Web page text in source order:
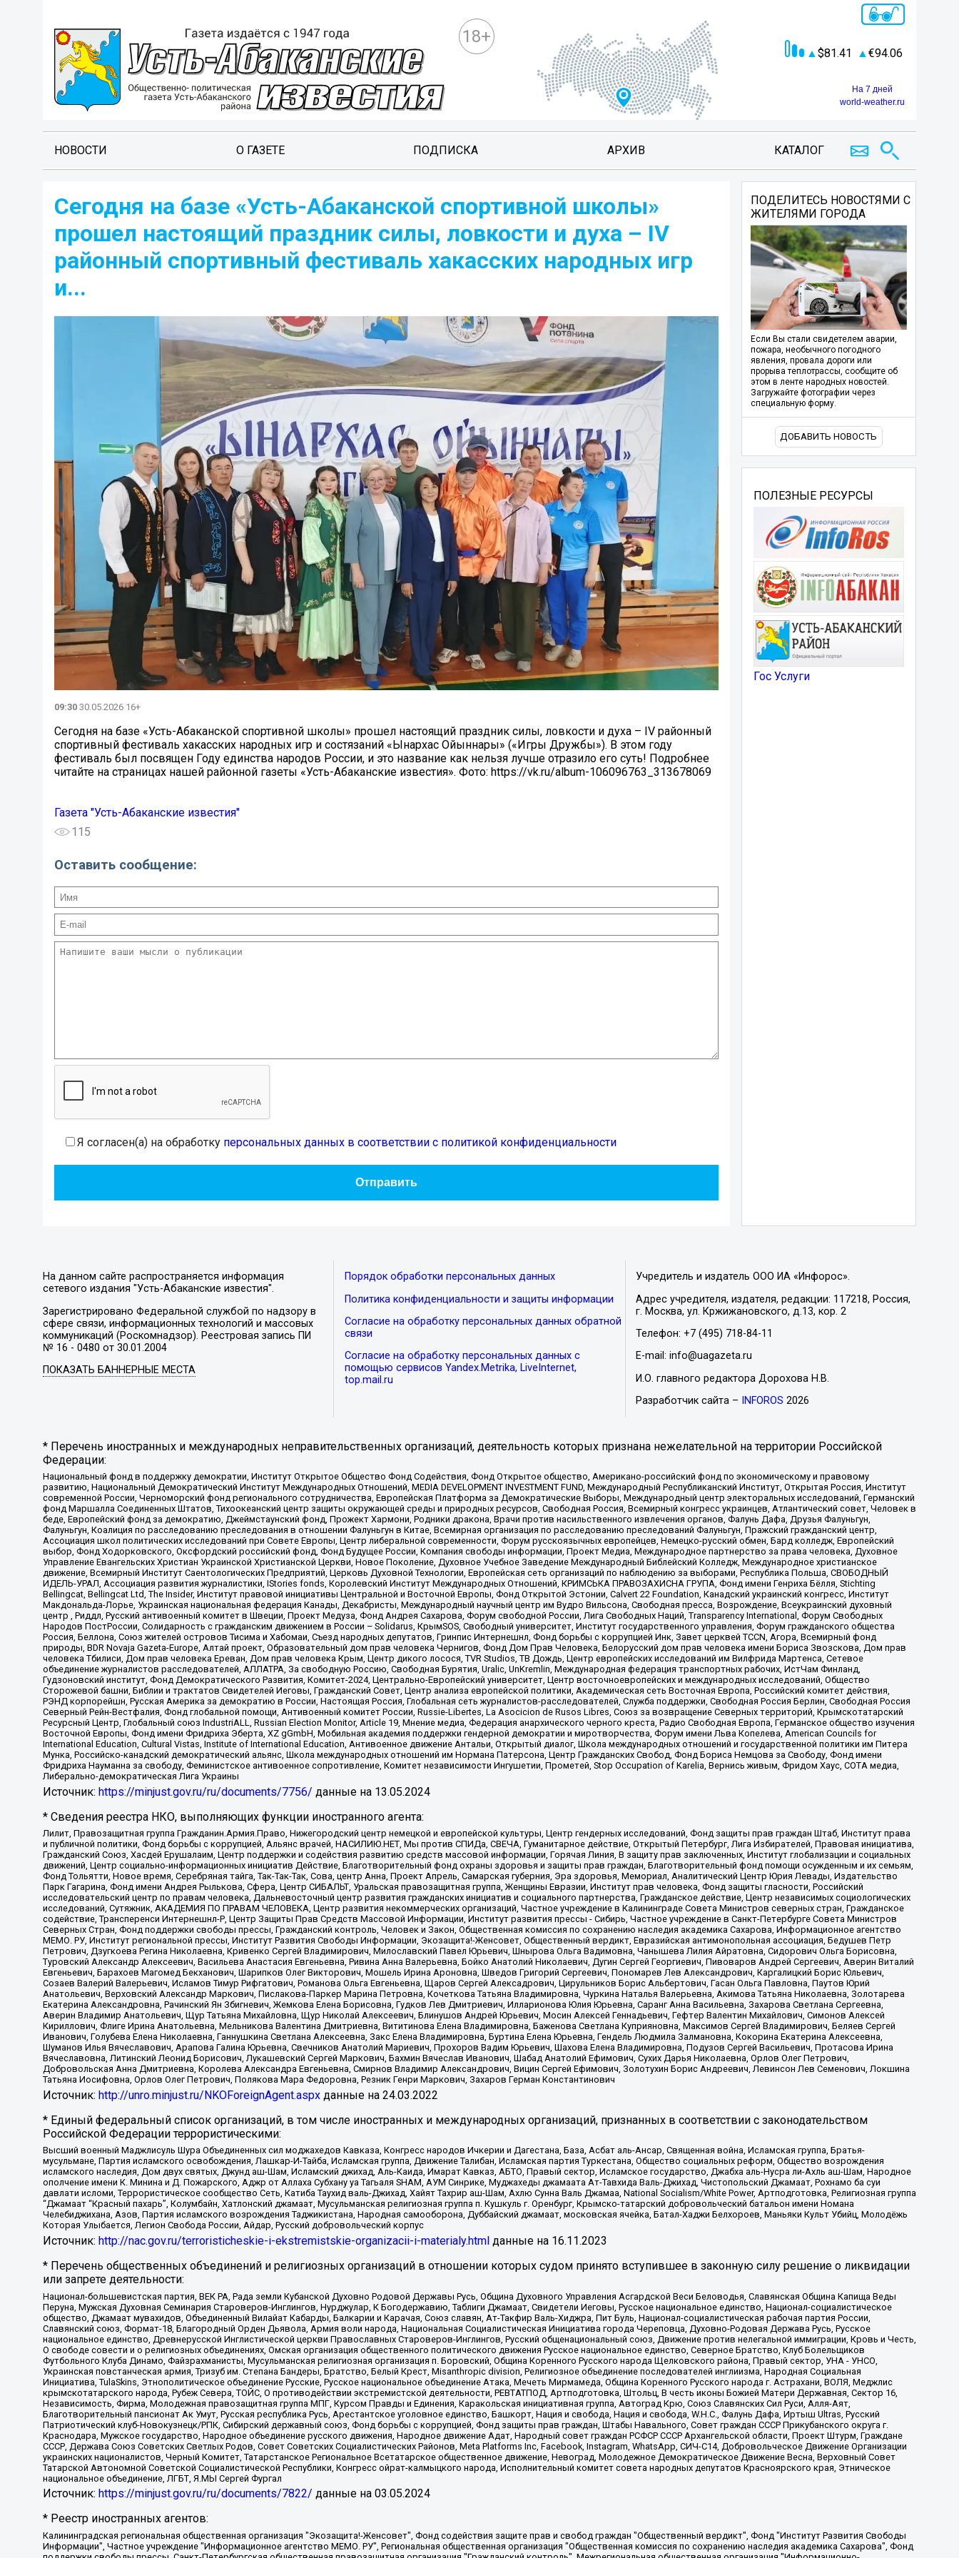
18+
81.41 94.06
На 7 дней
world-weather.ru
НОВОСТИ О ГАЗЕТЕ ПОДПИСКА АРХИВ КАТАЛОГ
Сегодня на базе «Усть-Абаканской спортивной школы»
прошел настоящий праздник силы, ловкости и духа – IV
районный спортивный фестиваль хакасских народных игр
и...
09:30 30.05.2026 16+
Сегодня на базе «Усть-Абаканской спортивной школы» прошел настоящий праздник силы, ловкости и духа – IV районный
спортивный фестиваль хакасских народных игр и состязаний «Ынархас Ойыннары» («Игры Дружбы»). В этом году
фестиваль был посвящен Году единства народов России, и это название как нельзя лучше отразило его суть! Подробнее
читайте на страницах нашей районной газеты «Усть-Абаканские известия». Фото: https://vk.ru/album-106096763_313678069
Газета "Усть-Абаканские известия"
115
Оставить сообщение:
Я согласен(а) на обработку персональных данных в соответствии с политикой конфиденциальности
ПОДЕЛИТЕСЬ НОВОСТЯМИ С
ЖИТЕЛЯМИ ГОРОДА
Если Вы стали свидетелем аварии,
пожара, необычного погодного
явления, провала дороги или
прорыва теплотрассы, сообщите об
этом в ленте народных новостей.
Загружайте фотографии через
специальную форму.
ДОБАВИТЬ НОВОСТЬ
ПОЛЕЗНЫЕ РЕСУРСЫ
Гос Услуги
На данном сайте распространяется информация
сетевого издания "Усть-Абаканские известия".
Зарегистрировано Федеральной службой по надзору в
сфере связи, информационных технологий и массовых
коммуникаций (Роскомнадзор). Реестровая запись ПИ
№ 16 - 0480 от 30.01.2004
ПОКАЗАТЬ БАННЕРНЫЕ МЕСТА
Порядок обработки персональных данных
Политика конфиденциальности и защиты информации
Согласие на обработку персональных данных обратной
связи
Согласие на обработку персональных данных с
помощью сервисов Yandex.Metrika, LiveInternet,
top.mail.ru
Учредитель и издатель ООО ИА «Инфорос».
Адрес учредителя, издателя, редакции: 117218, Россия,
г. Москва, ул. Кржижановского, д.13, кор. 2
Телефон: +7 (495) 718-84-11
E-mail: info@uagazeta.ru
И.О. главного редактора Дорохова Н.В.
Разработчик сайта –
INFOROS 2026
* Перечень иностранных и международных неправительственных организаций, деятельность которых признана нежелательной на территории Российской
Федерации:
Национальный фонд в поддержку демократии, Институт Открытое Общество Фонд Содействия, Фонд Открытое общество, Американо-российский фонд по экономическому и правовому
развитию, Национальный Демократический Институт Международных Отношений, MEDIA DEVELOPMENT INVESTMENT FUND, Международный Республиканский Институт, Открытая Россия, Институт
современной России, Черноморский фонд регионального сотрудничества, Европейская Платформа за Демократические Выборы, Международный центр электоральных исследований, Германский
фонд Маршалла Соединенных Штатов, Тихоокеанский центр защиты окружающей среды и природных ресурсов, Свободная Россия, Всемирный конгресс украинцев, Атлантический совет, Человек в
беде, Европейский фонд за демократию, Джеймстаунский фонд, Прожект Хармони, Родники дракона, Врачи против насильственного извлечения органов, Фалунь Дафа, Друзья Фалуньгун,
Фалуньгун, Коалиция по расследованию преследования в отношении Фалуньгун в Китае, Всемирная организация по расследованию преследований Фалуньгун, Пражский гражданский центр,
Ассоциация школ политических исследований при Совете Европы, Центр либеральной современности, Форум русскоязычных европейцев, Немецко-русский обмен, Бард колледж, Европейский
выбор, Фонд Ходорковского, Оксфордский российский фонд, Фонд Будущее России, Компания свободы информации, Проект Медиа, Международное партнерство за права человека, Духовное
Управление Евангельских Христиан Украинской Христианской Церкви, Новое Поколение, Духовное Учебное Заведение Международный Библейский Колледж, Международное христианское
движение, Всемирный Институт Саентологических Предприятий, Церковь Духовной Технологии, Европейская сеть организаций по наблюдению за выборами, Республика Польша, СВОБОДНЫЙ
ИДЕЛЬ-УРАЛ, Ассоциация развития журналистики, IStories fonds, Королевский Институт Международных Отношений, КРИМСЬКА ПРАВОЗАХИСНА ГРУПА, Фонд имени Генриха Бёлля, Stichting
Bellingcat, Bellingcat Ltd, The Insider, Институт правовой инициативы Центральной и Восточной Европы, Фонд Открытой Эстонии, Calvert 22 Foundation, Канадский украинский конгресс, Институт
Макдональда-Лорье, Украинская национальная федерация Канады, Декабристы, Международный научный центр им Вудро Вильсона, Свободная пресса, Возрождение, Всеукраинский духовный
центр , Риддл, Русский антивоенный комитет в Швеции, Проект Медуза, Фонд Андрея Сахарова, Форум свободной России, Лига Свободных Наций, Transparеncy International, Форум Свободных
Народов ПостРоссии, Солидарность с гражданским движением в России – Solidarus, КрымSOS, Свободный университет, Институт государственного управления, Форум гражданского общества
Россия, Беллона, Союз жителей островов Тисима и Хабомаи, Съезд народных депутатов, Гринпис Интернешнл, Фонд борьбы с коррупцией Инк, Завет церквей TCCN, Агора, Всемирный фонд
природы, BDR Novaja Gazeta-Europe, Алтай проект, Образовательный дом прав человека Чернигов, Фонд Дом Прав Человека, Белорусский дом прав человека имени Бориса Звозскова, Дом прав
человека Тбилиси, Дом прав человека Ереван, Дом прав человека Крым, Центр дикого лосося, TVR Studios, ТВ Дождь, Центр европейских исследований им Вилфрида Мартенса, Сетевое
объединение журналистов расследователей, АЛЛАТРА, За свободную Россию, Свободная Бурятия, Uralic, UnKremlin, Международная федерация транспортных рабочих, ИстЧам Финланд,
Гудзоновский институт, Фонд Демократического Развития, Комитет-2024, Центрально-Европейский университет, Центр восточноевропейских и международных исследований, Общество
Сторожевой башни, Библии и трактатов Свидетелей Иеговы, Гражданский Совет, Центр анализа европейской политики, Академическая сеть Восточная Европа, Российский комитет действия,
РЭНД корпорейшн, Русская Америка за демократию в России, Настоящая Россия, Глобальная сеть журналистов-расследователей, Служба поддержки, Свободная Россия Берлин, Свободная Россия
Северный Рейн-Вестфалия, Фонд глобальной помощи, Антивоенный комитет России, Russie-Libertes, La Asocicion de Rusos Libres, Союз за возвращение Северных территорий, Крымскотатарский
Ресурсный Центр, Глобальный союз IndustriALL, Russian Election Monitor, Article 19, Мнение медиа, Федерация анархического черного креста, Радио Свободная Европа, Германское общество изучения
Восточной Европы, Фонд имени Фридриха Эберта, XZ gGmbH, Мобильная академия поддержки гендерной демократии и миротворчества, Форум имени Льва Копелева, American Councils for
International Education, Cultural Vistas, Institute of International Education, Антивоенное движение Антальи, Открытый диалог, Школа международных отношений и государственной политики им Питера
Мунка, Российско-канадский демократический альянс, Школа международных отношений им Нормана Патерсона, Центр Гражданских Свобод, Фонд Бориса Немцова за Свободу, Фонд имени
Фридриха Науманна за свободу, Феминистское антивоенное сопротивление, Комитет независимости Ингушетии, Прометей, Stop Occupation of Karelia, Вернись живым, Фридом Хаус, СОТА медиа,
Либерально-демократическая Лига Украины
Источник: https://minjust.gov.ru/ru/documents/7756/ данные на 13.05.2024
* Сведения реестра НКО, выполняющих функции иностранного агента:
Лилит, Правозащитная группа Гражданин.Армия.Право, Нижегородский центр немецкой и европейской культуры, Центр гендерных исследований, Фонд защиты прав граждан Штаб, Институт права
и публичной политики, Фонд борьбы с коррупцией, Альянс врачей, НАСИЛИЮ.НЕТ, Мы против СПИДа, СВЕЧА, Гуманитарное действие, Открытый Петербург, Лига Избирателей, Правовая инициатива,
Гражданский Союз, Хасдей Ерушалаим, Центр поддержки и содействия развитию средств массовой информации, Горячая Линия, В защиту прав заключенных, Институт глобализации и социальных
движений, Центр социально-информационных инициатив Действие, Благотворительный фонд охраны здоровья и защиты прав граждан, Благотворительный фонд помощи осужденным и их семьям,
Фонд Тольятти, Новое время, Серебряная тайга, Так-Так-Так, Сова, центр Анна, Проект Апрель, Самарская губерния, Эра здоровья, Мемориал, Аналитический Центр Юрия Левады, Издательство
Парк Гагарина, Фонд имени Андрея Рылькова, Сфера, Центр СИБАЛЬТ, Уральская правозащитная группа, Женщины Евразии, Институт прав человека, Фонд защиты гласности, Российский
исследовательский центр по правам человека, Дальневосточный центр развития гражданских инициатив и социального партнерства, Гражданское действие, Центр независимых социологических
исследований, Сутяжник, АКАДЕМИЯ ПО ПРАВАМ ЧЕЛОВЕКА, Центр развития некоммерческих организаций, Частное учреждение в Калининграде Совета Министров северных стран, Гражданское
содействие, Трансперенси Интернешнл-Р, Центр Защиты Прав Средств Массовой Информации, Институт развития прессы - Сибирь, Частное учреждение в Санкт-Петербурге Совета Министров
Северных Стран, Фонд поддержки свободы прессы, Гражданский контроль, Человек и Закон, Общественная комиссия по сохранению наследия академика Сахарова, Информационное агентство
МЕМО. РУ, Институт региональной прессы, Институт Развития Свободы Информации, Экозащита!-Женсовет, Общественный вердикт, Евразийская антимонопольная ассоциация, Бедушев Петр
Петрович, Дзугкоева Регина Николаевна, Кривенко Сергей Владимирович, Милославский Павел Юрьевич, Шнырова Ольга Вадимовна, Чанышева Лилия Айратовна, Сидорович Ольга Борисовна,
Туровский Александр Алексеевич, Васильева Анастасия Евгеньевна, Ривина Анна Валерьевна, Бойко Анатолий Николаевич, Дугин Сергей Георгиевич, Пивоваров Андрей Сергеевич, Аверин Виталий
Евгеньевич, Барахоев Магомед Бекханович, Шарипков Олег Викторович, Мошель Ирина Ароновна, Шведов Григорий Сергеевич, Пономарев Лев Александрович, Каргалицкий Борис Юльевич,
Созаев Валерий Валерьевич, Исламов Тимур Рифгатович, Романова Ольга Евгеньевна, Щаров Сергей Алексадрович, Цирульников Борис Альбертович, Гасан Ольга Павловна, Паутов Юрий
Анатольевич, Верховский Александр Маркович, Пислакова-Паркер Марина Петровна, Кочеткова Татьяна Владимировна, Чуркина Наталья Валерьевна, Акимова Татьяна Николаевна, Золотарева
Екатерина Александровна, Рачинский Ян Збигневич, Жемкова Елена Борисовна, Гудков Лев Дмитриевич, Илларионова Юлия Юрьевна, Саранг Анна Васильевна, Захарова Светлана Сергеевна,
Аверин Владимир Анатольевич, Щур Татьяна Михайловна, Щур Николай Алексеевич, Блинушов Андрей Юрьевич, Мосин Алексей Геннадьевич, Гефтер Валентин Михайлович, Симонов Алексей
Кириллович, Флиге Ирина Анатольевна, Мельникова Валентина Дмитриевна, Вититинова Елена Владимировна, Баженова Светлана Куприяновна, Максимов Сергей Владимирович, Беляев Сергей
Иванович, Голубева Елена Николаевна, Ганнушкина Светлана Алексеевна, Закс Елена Владимировна, Буртина Елена Юрьевна, Гендель Людмила Залмановна, Кокорина Екатерина Алексеевна,
Шуманов Илья Вячеславович, Арапова Галина Юрьевна, Свечников Анатолий Мариевич, Прохоров Вадим Юрьевич, Шахова Елена Владимировна, Подузов Сергей Васильевич, Протасова Ирина
Вячеславовна, Литинский Леонид Борисович, Лукашевский Сергей Маркович, Бахмин Вячеслав Иванович, Шабад Анатолий Ефимович, Сухих Дарья Николаевна, Орлов Олег Петрович,
Добровольская Анна Дмитриевна, Королева Александра Евгеньевна, Смирнов Владимир Александрович, Вицин Сергей Ефимович, Золотухин Борис Андреевич, Левинсон Лев Семенович, Локшина
Татьяна Иосифовна, Орлов Олег Петрович, Полякова Мара Федоровна, Резник Генри Маркович, Захаров Герман Константинович
Источник: http://unro.minjust.ru/NKOForeignAgent.aspx данные на 24.03.2022
* Единый федеральный список организаций, в том числе иностранных и международных организаций, признанных в соответствии с законодательством
Российской Федерации террористическими:
Высший военный Маджлисуль Шура Объединенных сил моджахедов Кавказа, Конгресс народов Ичкерии и Дагестана, База, Асбат аль-Ансар, Священная война, Исламская группа, Братья-
мусульмане, Партия исламского освобождения, Лашкар-И-Тайба, Исламская группа, Движение Талибан, Исламская партия Туркестана, Общество социальных реформ, Общество возрождения
исламского наследия, Дом двух святых, Джунд аш-Шам, Исламский джихад, Аль-Каида, Имарат Кавказ, АБТО, Правый сектор, Исламское государство, Джабха аль-Нусра ли-Ахль аш-Шам, Народное
ополчение имени К. Минина и Д. Пожарского, Аджр от Аллаха Субхану уа Тагьаля SHAM, АУМ Синрике, Муджахеды джамаата Ат-Тавхида Валь-Джихад, Чистопольский Джамаат, Рохнамо ба суи
давлати исломи, Террористическое сообщество Сеть, Катиба Таухид валь-Джихад, Хайят Тахрир аш-Шам, Ахлю Сунна Валь Джамаа, National Socialism/White Power, Артподготовка, Религиозная группа
“Джамаат “Красный пахарь”, Колумбайн, Хатлонский джамаат, Мусульманская религиозная группа п. Кушкуль г. Оренбург, Крымско-татарский добровольческий батальон имени Номана
Челебиджихана, Азов, Партия исламского возрождения Таджикистана, Народная самооборона, Дуббайский джамаат, московская ячейка, Батал-Хаджи Белхороев, Маньяки Культ Убийц, Молодёжь
Которая Улыбается, Легион Свобода России, Айдар, Русский добровольческий корпус
Источник: http://nac.gov.ru/terroristicheskie-i-ekstremistskie-organizacii-i-materialy.html данные на 16.11.2023
* Перечень общественных объединений и религиозных организаций в отношении которых судом принято вступившее в законную силу решение о ликвидации
или запрете деятельности:
Национал-большевистская партия, ВЕК РА, Рада земли Кубанской Духовно Родовой Державы Русь, Община Духовного Управления Асгардской Веси Беловодья, Славянская Община Капища Веды
Перуна, Мужская Духовная Семинария Староверов-Инглингов, Нурджулар, К Богодержавию, Таблиги Джамаат, Свидетели Иеговы, Русское национальное единство, Национал-социалистическое
общество, Джамаат мувахидов, Объединенный Вилайат Кабарды, Балкарии и Карачая, Союз славян, Ат-Такфир Валь-Хиджра, Пит Буль, Национал-социалистическая рабочая партия России,
Славянский союз, Формат-18, Благородный Орден Дьявола, Армия воли народа, Национальная Социалистическая Инициатива города Череповца, Духовно-Родовая Держава Русь, Русское
национальное единство, Древнерусской Инглистической церкви Православных Староверов-Инглингов, Русский общенациональный союз, Движение против нелегальной иммиграции, Кровь и Честь,
О свободе совести и о религиозных объединениях, Омская организация общественного политического движения Русское национальное единство, Северное Братство, Клуб Болельщиков
Футбольного Клуба Динамо, Файзрахманисты, Мусульманская религиозная организация п. Боровский, Община Коренного Русского народа Щелковского района, Правый сектор, УНА - УНСО,
Украинская повстанческая армия, Тризуб им. Степана Бандеры, Братство, Белый Крест, Misanthropic division, Религиозное объединение последователей инглиизма, Народная Социальная
Инициатива, TulaSkins, Этнополитическое объединение Русские, Русское национальное объединение Атака, Мечеть Мирмамеда, Община Коренного Русского народа г. Астрахани, ВОЛЯ, Меджлис
крымскотатарского народа, Рубеж Севера, ТОЙС, О противодействии экстремистской деятельности, РЕВТАТПОД, Артподготовка, Штольц, В честь иконы Божией Матери Державная, Сектор 16,
Независимость, Фирма, Молодежная правозащитная группа МПГ, Курсом Правды и Единения, Каракольская инициативная группа, Автоград Крю, Союз Славянских Сил Руси, Алля-Аят,
Благотворительный пансионат Ак Умут, Русская республика Русь, Арестантское уголовное единство, Башкорт, Нация и свобода, Нация и свобода, W.H.С., Фалунь Дафа, Иртыш Ultras, Русский
Патриотический клуб-Новокузнецк/РПК, Сибирский державный союз, Фонд борьбы с коррупцией, Фонд защиты прав граждан, Штабы Навального, Совет граждан СССР Прикубанского округа г.
Краснодара, Мужское государство, Народное объединение русского движения, Народное движение Адат, Народный совет граждан РСФСР СССР Архангельской области, Проект Штурм, Граждане
СССР, Держава Союз Советских Светлых Родов, Совет Советских Социалистических Районов, Meta Platforms Inc, Facebook, Instagram, WhatsApp, СИЧ-С14, Добровольческое Движение Организации
украинских националистов, Черный Комитет, Татарстанское Региональное Всетатарское общественное движение, Невоград, Молодежное Демократическое Движение Весна, Верховный Совет
Татарской Автономной Советской Социалистической Республики, Конгресс ойрат-калмыцкого народа, Исполнительный комитет совета народных депутатов Красноярского края, Этническое
национальное объединение, ЛГБТ, Я.МЫ Сергей Фургал
Источник: https://minjust.gov.ru/ru/documents/7822/ данные на 03.05.2024
* Реестр иностранных агентов:
Калининградская региональная общественная организация "Экозащита!-Женсовет", Фонд содействия защите прав и свобод граждан "Общественный вердикт", Фонд "Институт Развития Свободы Информации", Частное учреждение "Информационное агентство МЕМО. РУ", Региональная общественная организация "Общественная комиссия по сохранению наследия академика Сахарова", Фонд поддержки свободы прессы, Санкт-Петербургская общественная правозащитная организация "Гражданский контроль", Межрегиональная общественная организация "Информационно-просветительский центр "Мемориал", Региональный Фонд "Центр Защиты Прав Средств Массовой Информации", с 05.12.2023 Фонд "Центр Защиты Прав Средств массовой информации", Региональная общественная благотворительная организация помощи беженцам и мигрантам "Гражданское содействие", Негосударственное образовательное учреждение дополнительного профессионального образования (повышение квалификации) специалистов "АКАДЕМИЯ ПО ПРАВАМ ЧЕЛОВЕКА", Свердловская региональная общественная организация "Сутяжник", Автономная некоммерческая организация "Центр независимых социологических исследований", Союз общественных объединений "Российский исследовательский центр по правам человека", Региональное общественное учреждение научно-информационный центр "МЕМОРИАЛ", Некоммерческая организация "Фонд защиты гласности", Автономная некоммерческая организация "Институт прав человека", Городская общественная организация "Екатеринбургское общество "МЕМОРИАЛ", Городская общественная организация "Рязанское историко-просветительское и правозащитное общество "Мемориал" (Рязанский Мемориал), Челябинский региональный орган общественной самодеятельности – женское общественное объединение "Женщины Евразии", Челябинский региональный орган общественной самодеятельности "Уральская правозащитная группа", Фонд содействия защите здоровья и социальной справедливости имени Андрея Рылькова, Автономная Некоммерческая Организация "Аналитический Центр Юрия Левады", Автономная некоммерческая организация социальной поддержки населения "Проект Апрель", Региональная общественная организация помощи женщинам и детям, находящимся в кризисной ситуации "Информационно-методический центр "Анна", Фонд содействия развитию массовых коммуникаций и правовому просвещению "Так-так-Так", Фонд содействия устойчивому развитию "Серебряная тайга", Свердловский региональный общественный фонд социальных проектов "Новое время", "Idel.Реалии", Кавказ.Реалии, Крым.Реалии, Телеканал Настоящее Время, Татаро-башкирская служба Радио Свобода (Azatliq Radiosi), Радио Свободная Европа/Радио Свобода (PCE/PC), "Сибирь.Реалии", "Фактограф", Благотворительный фонд помощи осужденным и их семьям, Автономная некоммерческая организация "Институт глобализации и социальных движений", Фонд "В защиту прав заключенных", Частное учреждение "Центр поддержки и содействия развитию средств массовой информации", Пензенский региональный общественный благотворительный фонд "Гражданский союз", "Север.Реалии", Некоммерческая организация Фонд "Правовая инициатива", Общество с ограниченной ответственностью "Радио Свободная Европа/Радио Свобода", Чешское информационное агентство "MEDIUM-ORIENT", Красноярская региональная общественная организация "Мы против СПИДа", Камалягин Денис Николаевич, Маркелов Сергей Евгеньевич, Пономарев Лев Александрович, Савицкая Людмила Алексеевна, Автономная некоммерческая организация "Центр по работе с проблемой насилия "НАСИЛИЮ.НЕТ", Межрегиональный профессиональный союз работников здравоохранения "Альянс врачей", Юридическое лицо, зарегистрированное в Латвийской Республике, SIA "Medusa Project" (регистрационный номер 40103797863, дата регистрации 10.06.2014), Некоммерческая организация "Фонд по борьбе с коррупцией", Автономная некоммерческая организация "Институт права и публичной политики", Баданин Роман Сергеевич, Гликин Максим Александрович, Железнова Мария Михайловна, Лукьянова Юлия Сергеевна, Маетная Елизавета Витальевна, Маняхин Петр Борисович, Чуракова Ольга Владимировна, Ярош Юлия Петровна, Юридическое лицо "The Insider SIA", зарегистрированное в Риге, Латвийская Республика (дата регистрации 26.06.2015), являющееся администратором доменного имени интернет-издания "The Insider SIA", https://theins.ru, Постернак Алексей Евгеньевич, Рубин Михаил Аркадьевич, Анин Роман Александрович, Юридическое лицо Istories fonds, зарегистрированное в Латвийской Республике (регистрационный номер 50008295751, дата регистрации 24.02.2020), Великовский Дмитрий Александрович, Долинина Ирина Николаевна, Мароховская Алеся Алексеевна, Шлейнов Роман Юрьевич, Шмагун Олеся Валентиновна, Общество с ограниченной ответственностью "Альтаир 2021", Общество с ограниченной ответственностью "Вега 2021", Общество с ограниченной ответственностью "Главный редактор 2021", Общество с ограниченной ответственностью "Ромашки монолит", Важенков Артем Валерьевич, Ивановская областная общественная организация "Центр гендерных исследований", Гурман Юрий Альбертович, Медиапроект "ОВД-Инфо", Егоров Владимир Владимирович, Жилинский Владимир Александрович, Общество с ограниченной ответственностью "ЗП", Иванова София Юрьевна, Карезина Инна Павловна, Кильтау Екатерина Викторовна, Петров Алексей Викторович, Пискунов Сергей Евгеньевич, Смирнов Сергей Сергеевич, Тихонов Михаил Сергеевич, Общество с ограниченной ответственностью "ЖУРНАЛИСТ-ИНОСТРАННЫЙ АГЕНТ", Арапова Галина Юрьевна, Вольтская Татьяна Анатольевна, Американская компания "Mason G.E.S. Anonymous Foundation" (США), являющаяся владельцем интернет-издания https://mnews.world/, Компания "Stichting Bellingcat", зарегистрированная в Нидерландах (дата регистрации 11.07.2018), Захаров Андрей Вячеславович, Клепиковская Екатерина Дмитриевна, Общество с ограниченной ответственностью "МЕМО", Перл Роман Александрович, Симонов Евгений Алексеевич, Соловьева Елена Анатольевна, Сотников Даниил Владимирович, Сурначева Елизавета Дмитриевна, Автономная некоммерческая организация по защите прав человека и информированию населения "Якутия – Наше Мнение", Общество с ограниченной ответственностью "Москоу диджитал медиа", с 26.01.2023 Общество с ограниченной ответственностью "Чайка Белые сады", Ветошкина Валерия Валерьевна, Заговора Максим Александрович, Межрегиональное общественное движение "Российская ЛГБТ - сеть", Оленичев Максим Владимирович, Павлов Иван Юрьевич, Скворцова Елена Сергеевна, Общество с ограниченной ответственностью "Как бы инагент", Кочетков Игорь Викторович, Общество с ограниченной ответственностью "Честные выборы", Еланчик Олег Александрович, Общество с ограниченной ответственностью "Нобелевский призыв", Гималова Регина Эмилевна, Григорьев Андрей Валерьевич, Григорьева Алина Александровна, Ассоциация по содействию защите прав призывников, альтернативнослужащих и военнослужащих "Правозащитная группа "Гражданин.Армия.Право", Хисамова Регина Фаритовна, Автономная некоммерческая организация по реализации социально-правовых программ "Лилит", Дальневосточное общественное движение "Маяк", Санкт-Петербургская ЛГБТ-инициативная группа "Выход", Инициативная группа ЛГБТ+ "Реверс", Алексеев Андрей Викторович, Бекбулатова Таисия Львовна, Беляев Иван Михайлович, Владыкина Елена Сергеевна, Гельман Марат Александрович, Никульшина Вероника Юрьевна, Толоконникова Надежда Андреевна, Шендерович Виктор Анатольевич, Общество с ограниченной ответственностью "Данное сообщение", Общество с ограниченной ответственностью Издательский дом "Новая глава", Айнбиндер Александра Александровна, Московский комьюнити-центр для ЛГБТ+инициатив, Благотворительный фонд развития филантропии, Deutsche Welle (Германия, Kurt-Schumacher-Strasse 3, 53113 Bonn), Борзунова Мария Михайловна, Воробьев Виктор Викторович, Голубева Анна Львовна, Константинова Алла Михайловна, Малкова Ирина Владимировна, Мурадов Мурад Абдулгалимович, Осетинская Елизавета Николаевна, Понасенков Евгений Николаевич, Ганапольский Матвей Юрьевич, Киселев Евгений Алексеевич, Борухович Ирина Григорьевна, Дремин Иван Тимофеевич, Дубровский Дмитрий Викторович, Красноярская региональная общественная организация поддержки и развития альтернативных образовательных технологий и межкультурных коммуникаций "ИНТЕРРА", Маяковская Екатерина Алексеевна, Фейгин Марк Захарович, Филимонов Андрей Викторович, Дзугкоева Регина Николаевна, Доброхотов Роман Александрович, Дудь Юрий Александрович, Елкин Сергей Владимирович, Кругликов Кирилл Игоревич, Сабунаева Мария Леонидовна, Семенов Алексей Владимирович, Шаинян Карен Багратович, Шульман Екатерина Михайловна, Асафьев Артур Валерьевич, Вахштайн Виктор Семенович, Венедиктов Алексей Алексеевич, Лушникова Екатерина Евгеньевна, Волков Леонид Михайлович, Невзоров Александр Глебович, Пархоменко Сергей Борисович, Сироткин Ярослав Николаевич, Кара-Мурза Владимир Владимирович, Баранова Наталья Владимировна, Гозман Леонид Яковлевич, Кагарлицкий Борис Юльевич, Климарев Михаил Валерьевич, Милов Владимир Станиславович, Автономная некоммерческая организация Краснодарский центр современного искусства "Типография", Моргенштерн Алишер Тагирович, Соболь Любовь Эдуардовна, Общество с ограниченной ответственностью "ЛИЗА НОРМ", Каспаров Гарри Кимович, Ходорковский Михаил Борисович, Общество с ограниченной ответственностью "Апрельские тезисы", Данилович Ирина Брониславовна, Кашин Олег Владимирович, Петров Николай Владимирович, Пивоваров Алексей Владимирович, Соколов Михаил Владимирович, Цветкова Юлия Владимировна, Чичваркин Евгений Александрович, Комитет против пыток/Команда против пыток, Общество с ограниченной ответственностью "Первый научный", Общество с ограниченной ответственностью "Вертолет и ко", Белоцерковская Вероника Борисовна, Кац Максим Евгеньевич, Лазарева Татьяна Юрьевна, Шаведдинов Руслан Табризович, Яшин Илья Валерьевич, Общество с ограниченной ответственностью "Иноагент ААВ", Алешковский Дмитрий Петрович, Альбац Евгения Марковна, Быков Дмитрий Львович, Галямина Юлия Евгеньевна, Лойко Сергей Леонидович, Мартынов Кирилл Константинович, Медведев Сергей Александрович, Крашенинников Федор Геннадиевич, Гордеева Катерина Вл